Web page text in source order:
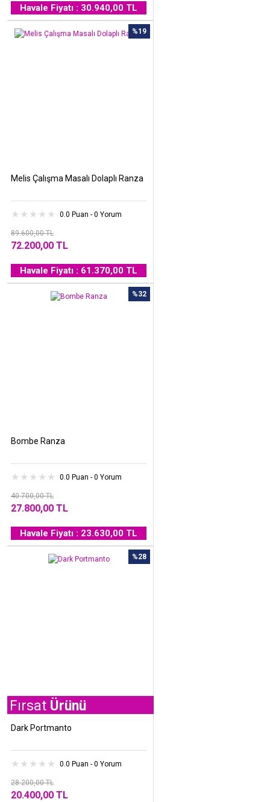
Havale Fiyatı : 30.940,00 TL
%19
Melis Çalışma Masalı Dolaplı Ranza
0.0 Puan - 0 Yorum
89.600,00 TL
72.200,00 TL
Havale Fiyatı : 61.370,00 TL
%32
Bombe Ranza
0.0 Puan - 0 Yorum
40.700,00 TL
27.800,00 TL
Havale Fiyatı : 23.630,00 TL
%28
Ürünü
Dark Portmanto
0.0 Puan - 0 Yorum
28.200,00 TL
20.400,00 TL